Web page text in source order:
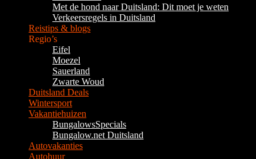
Met de hond naar Duitsland: Dit moet je weten
Verkeersregels in Duitsland
Reistips & blogs
Regio’s
Eifel
Moezel
Sauerland
Zwarte Woud
Duitsland Deals
Wintersport
Vakantiehuizen
BungalowsSpecials
Bungalow.net Duitsland
Autovakanties
Autohuur